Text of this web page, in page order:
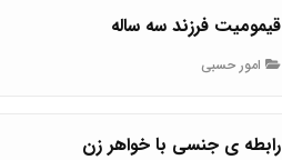
قیمومیت فرزند سه ساله
امور حسبی
رابطه ی جنسی با خواهر زن